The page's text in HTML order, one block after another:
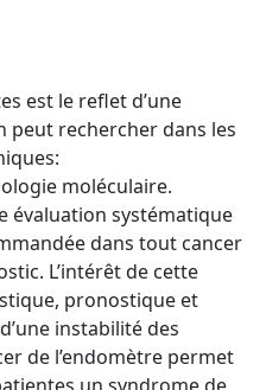
est le reflet d’une
peut rechercher dans les
moléculaire.
évaluation systématique
dans tout cancer
L’intérêt de cette
pronostique et
instabilité des
de l’endomètre permet